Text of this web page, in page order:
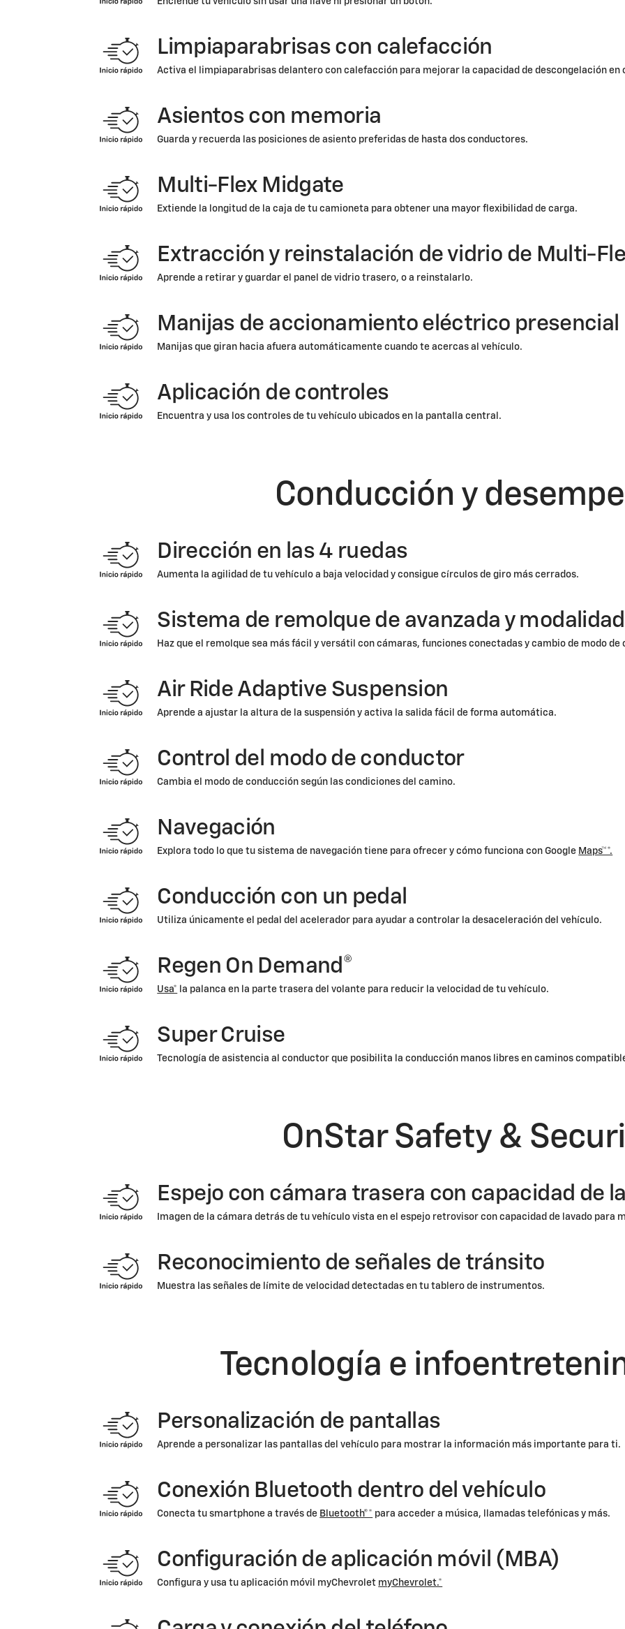
Limpiaparabrisas con calefacción
Activa el limpiaparabrisas delantero con calefacción para mejorar la capacidad de descongelación en
Asientos con memoria
Guarda y recuerda las posiciones de asiento preferidas de hasta dos conductores.
Multi-Flex Midgate
Extiende la longitud de la caja de tu camioneta para obtener una mayor flexibilidad de carga.
Extracción y reinstalación de vidrio de Multi-
Aprende a retirar y guardar el panel de vidrio trasero, o a reinstalarlo.
Manijas de accionamiento eléctrico presencial
Manijas que giran hacia afuera automáticamente cuando te acercas al vehículo.
Aplicación de controles
Encuentra y usa los controles de tu vehículo ubicados en la pantalla central.
Conducción y
Dirección en las 4 ruedas
Aumenta la agilidad de tu vehículo a baja velocidad y consigue círculos de giro más cerrados.
Sistema de remolque de avanzada y
Haz que el remolque sea más fácil y versátil con cámaras, funciones conectadas y cambio de modo de
Air Ride Adaptive Suspension
Aprende a ajustar la altura de la suspensión y activa la salida fácil de forma automática.
Control del modo de conductor
Cambia el modo de conducción según las condiciones del camino.
Navegación
Explora todo lo que tu sistema de navegación tiene para ofrecer y cómo funciona con Google Maps™*.
Conducción con un pedal
Utiliza únicamente el pedal del acelerador para ayudar a controlar la desaceleración del vehículo.
Regen On Demand®
Usa* la palanca en la parte trasera del volante para reducir la velocidad de tu vehículo.
Super Cruise
Tecnología de asistencia al conductor que posibilita la conducción manos libres en caminos
OnStar Safety &
Espejo con cámara trasera con capacidad de
Imagen de la cámara detrás de tu vehículo vista en el espejo retrovisor con capacidad de lavado para
Reconocimiento de señales de tránsito
Muestra las señales de límite de velocidad detectadas en tu tablero de instrumentos.
Tecnología e
Personalización de pantallas
Aprende a personalizar las pantallas del vehículo para mostrar la información más importante para ti.
Conexión Bluetooth dentro del vehículo
Conecta tu smartphone a través de Bluetooth®* para acceder a música, llamadas telefónicas y más.
Configuración de aplicación móvil (MBA)
Configura y usa tu aplicación móvil myChevrolet myChevrolet.*